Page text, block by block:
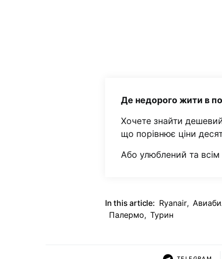
Де недорого жити в
Хочете знайти
що порівнює ціни
Або улюблений та
In this article: Ryanair,
Палермо, Турин